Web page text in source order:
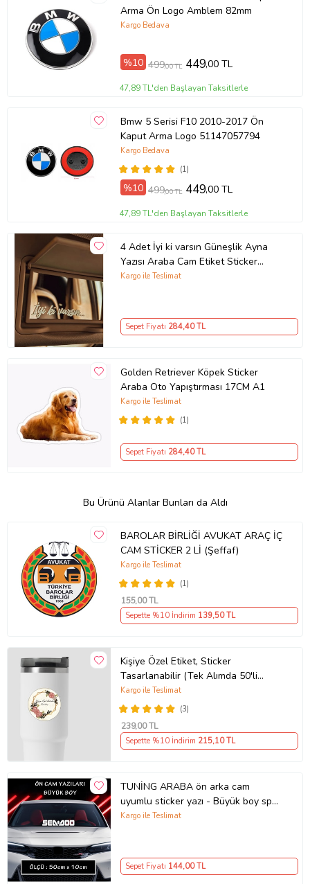
Arma Ön Logo Amblem 82mm
Kargo Bedava
%10 499,00 TL 449,00 TL
47,89 TL'den Başlayan Taksitlerle
Bmw 5 Serisi F10 2010-2017 Ön
Kaput Arma Logo 51147057794
(1)
Kargo Bedava
%10 499,00 TL 449,00 TL
47,89 TL'den Başlayan Taksitlerle
4 Adet İyi ki varsın Güneşlik Ayna
Yazısı Araba Cam Etiket Sticker
8x2cm
Kargo ile Teslimat
Sepet Fiyatı 284,40 TL
Golden Retriever Köpek Sticker
Araba Oto Yapıştırması 17CM A1
(1)
Kargo ile Teslimat
Sepet Fiyatı 284,40 TL
Bu Ürünü Alanlar Bunları da Aldı
BAROLAR BİRLİĞİ AVUKAT ARAÇ İÇ
CAM STİCKER 2 Lİ (Şeffaf)
(1)
Kargo ile Teslimat
155,00 TL
Sepette %10 İndirim 139,50 TL
Kişiye Özel Etiket, Sticker
Tasarlanabilir (Tek Alımda 50'li
Gönderim Yapılmaktadır)
(3)
Kargo ile Teslimat
239,00 TL
Sepette %10 İndirim 215,10 TL
TUNİNG ARABA ön arka cam
uyumlu sticker yazı - Büyük boy spor
tuning modifiye etiket
Kargo ile Teslimat
Sepet Fiyatı 144,00 TL